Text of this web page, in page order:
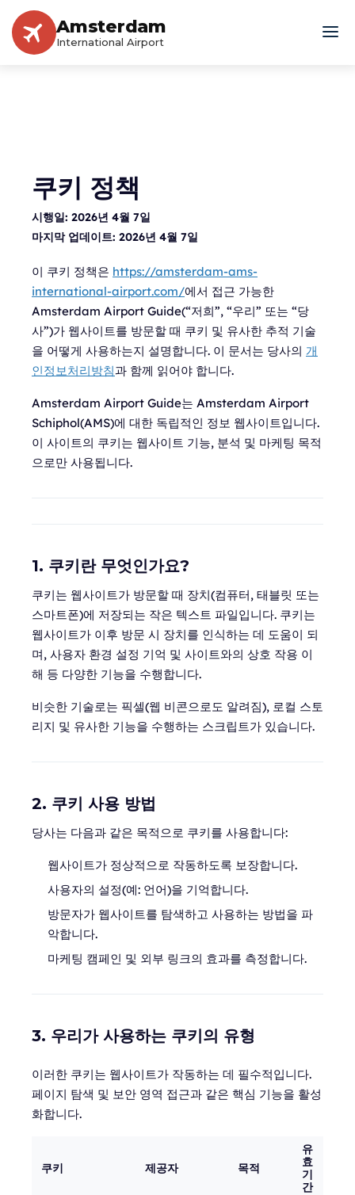
Amsterdam
International Airport
쿠키 정책
시행일: 2026년 4월 7일
마지막 업데이트: 2026년 4월 7일
이 쿠키 정책은 https://amsterdam-ams-
international-airport.com/에서 접근 가능한
Amsterdam Airport Guide(“저희”, “우리” 또는 “당
사”)가 웹사이트를 방문할 때 쿠키 및 유사한 추적 기술
을 어떻게 사용하는지 설명합니다. 이 문서는 당사의 개
인정보처리방침과 함께 읽어야 합니다.
Amsterdam Airport Guide는 Amsterdam Airport
Schiphol(AMS)에 대한 독립적인 정보 웹사이트입니다.
이 사이트의 쿠키는 웹사이트 기능, 분석 및 마케팅 목적
으로만 사용됩니다.
1. 쿠키란 무엇인가요?
쿠키는 웹사이트가 방문할 때 장치(컴퓨터, 태블릿 또는
스마트폰)에 저장되는 작은 텍스트 파일입니다. 쿠키는
웹사이트가 이후 방문 시 장치를 인식하는 데 도움이 되
며, 사용자 환경 설정 기억 및 사이트와의 상호 작용 이
해 등 다양한 기능을 수행합니다.
비슷한 기술로는 픽셀(웹 비콘으로도 알려짐), 로컬 스토
리지 및 유사한 기능을 수행하는 스크립트가 있습니다.
2. 쿠키 사용 방법
당사는 다음과 같은 목적으로 쿠키를 사용합니다:
웹사이트가 정상적으로 작동하도록 보장합니다.
사용자의 설정(예: 언어)을 기억합니다.
방문자가 웹사이트를 탐색하고 사용하는 방법을 파
악합니다.
마케팅 캠페인 및 외부 링크의 효과를 측정합니다.
3. 우리가 사용하는 쿠키의 유형
이러한 쿠키는 웹사이트가 작동하는 데 필수적입니다.
페이지 탐색 및 보안 영역 접근과 같은 핵심 기능을 활성
화합니다.
쿠키 제공자 목적
유
효
기
간